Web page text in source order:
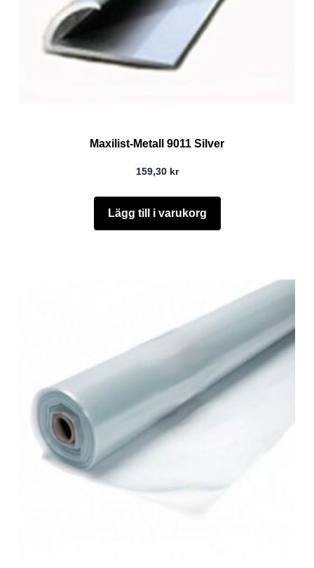
Maxilist-Metall 9011 Silver
159,30 kr
Lägg till i varukorg